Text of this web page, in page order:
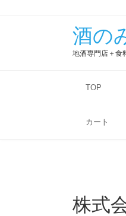
酒の
地酒専門店＋食
TOP
カート
株式